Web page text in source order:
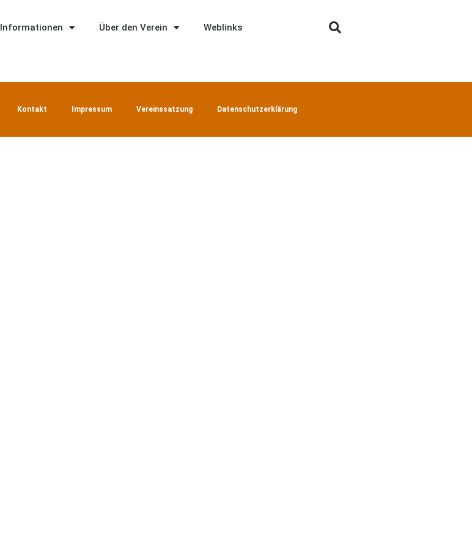
Informationen Über den Verein Weblinks
Kontakt Impressum Vereinssatzung Datenschutzerklärung